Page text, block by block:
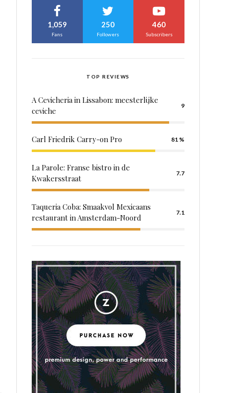
1,059
Fans
250
Followers
460
Subscribers
TOP REVIEWS
A Cevicheria in Lissabon: meesterlijke
ceviche
9
Carl Friedrik Carry-on Pro 81
La Parole: Franse bistro in de
Kwakersstraat
7.7
Taqueria Coba: Smaakvol Mexicaans
restaurant in Amsterdam-Noord
7.1